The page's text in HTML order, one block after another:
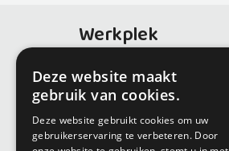
Werkplek
Thuiswerkplek
Directiemeubilair
Deze website maakt
gebruik van cookies.
Deze website gebruikt cookies om uw
gebruikerservaring te verbeteren. Door